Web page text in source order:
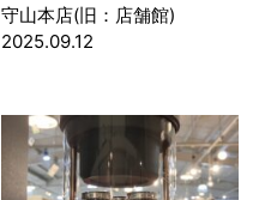
守山本店(旧：店舗館)
2025.09.12